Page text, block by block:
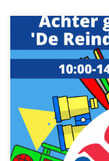
Eigenlijk zou over
zijn. Helaas kan die
uitgesteld tot na de
zullen we hopelijk
Schoot! Zet het vast